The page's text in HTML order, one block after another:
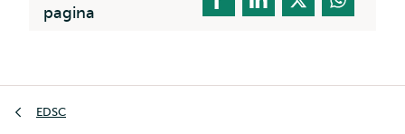
pagina
EDSC